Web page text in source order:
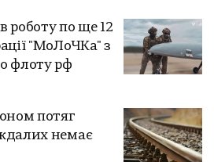
роботу по ще 12
"МоЛоЧКа" з
флоту рф
потяг
немає